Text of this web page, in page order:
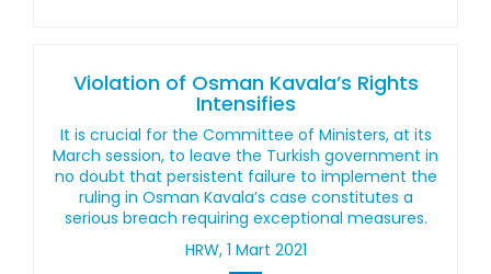
Violation of Osman Kavala’s Rights
Intensifies
It is crucial for the Committee of Ministers, at its
March session, to leave the Turkish government in
no doubt that persistent failure to implement the
ruling in Osman Kavala’s case constitutes a
serious breach requiring exceptional measures.
HRW, 1 Mart 2021